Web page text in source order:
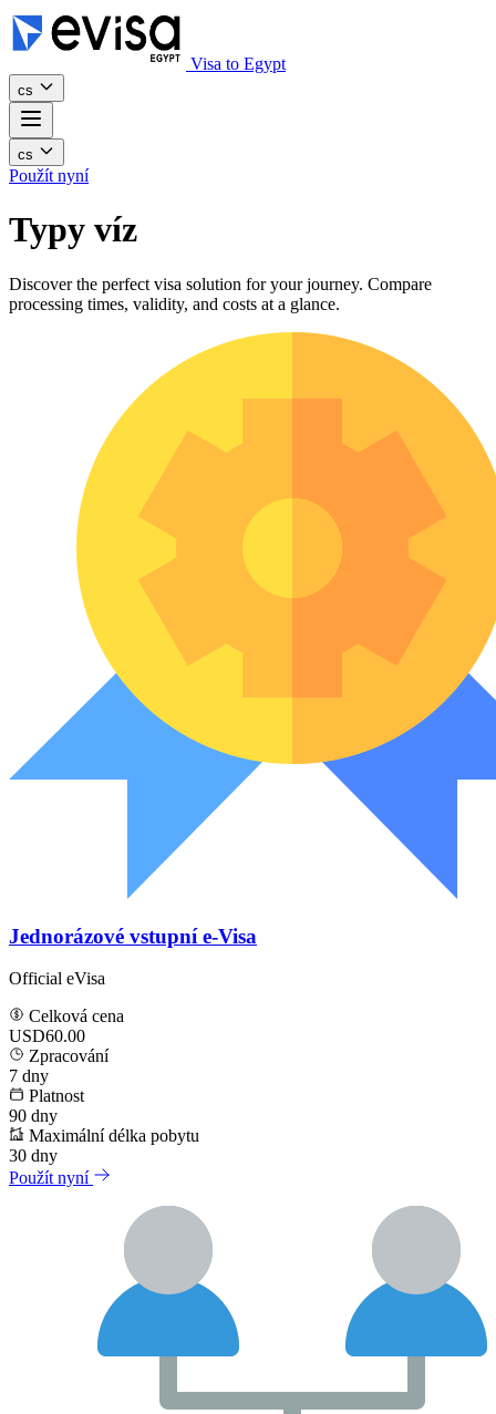
Visa to Egypt
cs
cs
Použít nyní
Typy víz
Discover the perfect visa solution for your journey. Compare
processing times, validity, and costs at a glance.
Jednorázové vstupní e-Visa
Official eVisa
Celková cena
USD60.00
Zpracování
7 dny
Platnost
90 dny
Maximální délka pobytu
30 dny
Použít nyní